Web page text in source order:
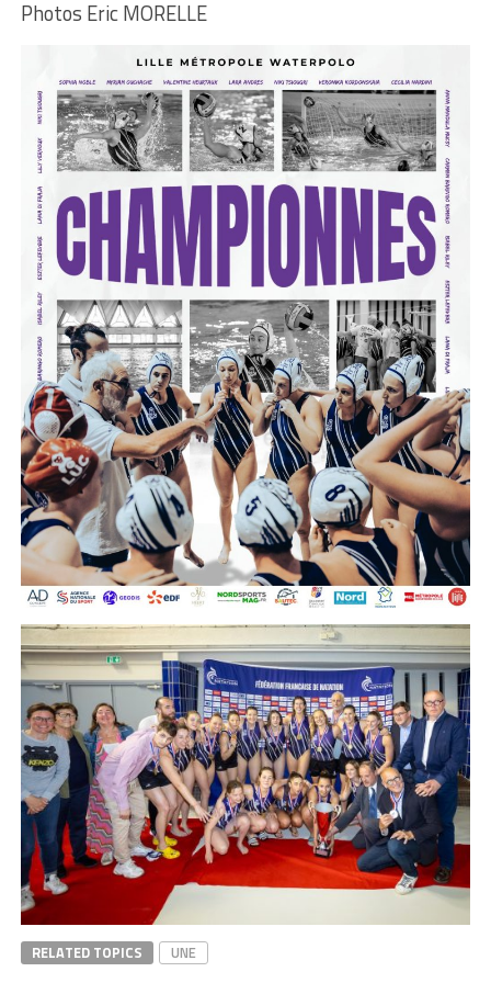
Photos Eric MORELLE
RELATED TOPICS UNE